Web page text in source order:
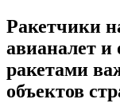
Ракетчики
авианалет
ракетами
объектов